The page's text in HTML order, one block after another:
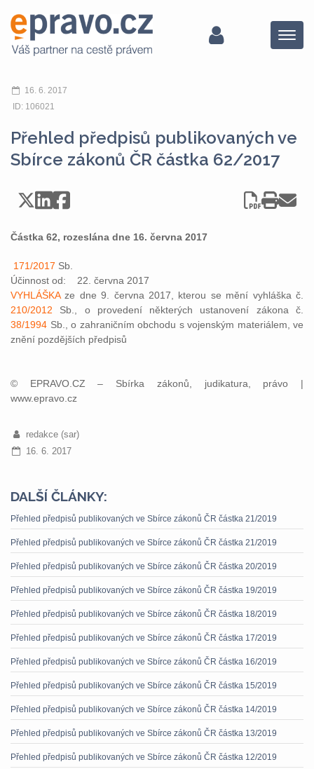
Menu
16. 6. 2017
ID: 106021
Přehled předpisů publikovaných ve
Sbírce zákonů ČR částka 62/2017
Částka 62, rozeslána dne 16. června 2017
171/2017 Sb.
Účinnost od: 22. června 2017
VYHLÁŠKAze dne 9. června 2017, kterou se mění vyhláška č.
210/2012 Sb., o provedení některých ustanovení zákona č.
38/1994 Sb., o zahraničním obchodu s vojenským materiálem, ve
znění pozdějších předpisů
© EPRAVO.CZ – Sbírka zákonů, judikatura, právo |
www.epravo.cz
redakce (sar)
16. 6. 2017
DALŠÍ ČLÁNKY:
Přehled předpisů publikovaných ve Sbírce zákonů ČR částka 21/2019
Přehled předpisů publikovaných ve Sbírce zákonů ČR částka 21/2019
Přehled předpisů publikovaných ve Sbírce zákonů ČR částka 20/2019
Přehled předpisů publikovaných ve Sbírce zákonů ČR částka 19/2019
Přehled předpisů publikovaných ve Sbírce zákonů ČR částka 18/2019
Přehled předpisů publikovaných ve Sbírce zákonů ČR částka 17/2019
Přehled předpisů publikovaných ve Sbírce zákonů ČR částka 16/2019
Přehled předpisů publikovaných ve Sbírce zákonů ČR částka 15/2019
Přehled předpisů publikovaných ve Sbírce zákonů ČR částka 14/2019
Přehled předpisů publikovaných ve Sbírce zákonů ČR částka 13/2019
Přehled předpisů publikovaných ve Sbírce zákonů ČR částka 12/2019